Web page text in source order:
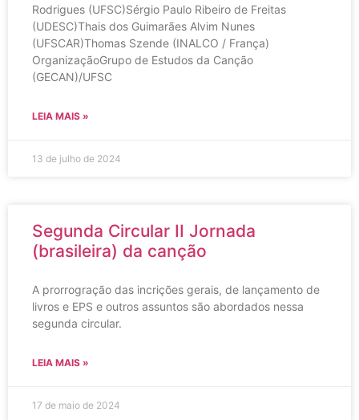
Rodrigues (UFSC)Sérgio Paulo Ribeiro de Freitas
(UDESC)Thais dos Guimarães Alvim Nunes
(UFSCAR)Thomas Szende (INALCO / França)
OrganizaçãoGrupo de Estudos da Canção
(GECAN)/UFSC
LEIA MAIS »
13 de julho de 2024
Segunda Circular II Jornada
(brasileira) da canção
A prorrogração das incrições gerais, de lançamento de
livros e EPS e outros assuntos são abordados nessa
segunda circular.
LEIA MAIS »
17 de maio de 2024